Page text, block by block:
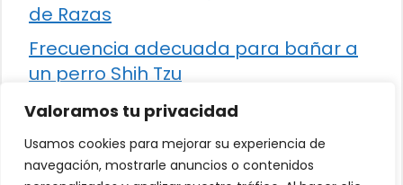
Valoramos tu privacidad
Usamos cookies para mejorar su experiencia de
navegación, mostrarle anuncios o contenidos
de Razas
Frecuencia adecuada para bañar a
un perro Shih Tzu
Comparación entre Apache Storm y
Spark Streaming
Cómo detener la diarrea en un gato